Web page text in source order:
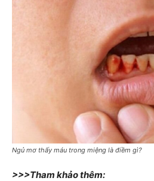
Ngủ mơ thấy máu trong miệng là điềm gì?
>>>Tham khảo thêm: